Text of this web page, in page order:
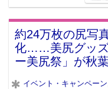
約24万枚の尻写
化……美尻グッズ
ー美尻祭」が秋
イベント・キャンペーン